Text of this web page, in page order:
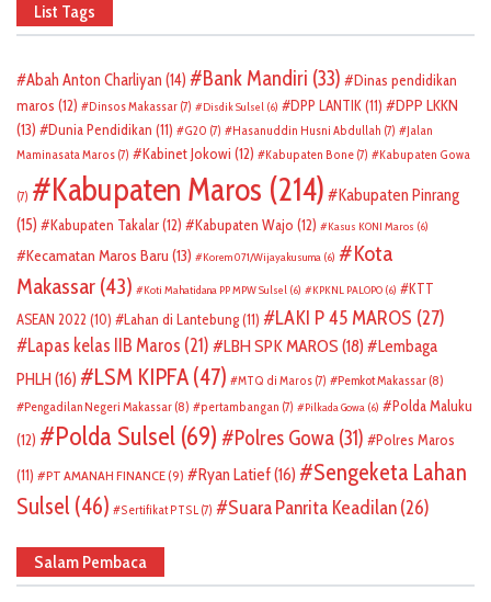
List Tags
Abah Anton Charliyan (14) Bank Mandiri (33)
Dinas pendidikan
maros (12) Dinsos Makassar (7) Disdik Sulsel (6) DPP LANTIK(11)
DPP LKKN
(13)
Dunia Pendidikan (11) G20 (7) Hasanuddin Husni Abdullah (7)
Jalan
Maminasata Maros (7) Kabinet Jokowi (12) Kabupaten Bone (7) Kabupaten Gowa
(7) Kabupaten Maros (214)
Kabupaten Pinrang
(15)
Kabupaten Takalar(12) Kabupaten Wajo (12) Kasus KONI Maros (6)
Kecamatan Maros Baru (13) Korem 071/Wijayakusuma (6)
Kota
Makassar (43) Koti Mahatidana PP MPW Sulsel (6) KPKNL PALOPO (6)
KTT
ASEAN 2022 (10) Lahan di Lantebung(11) LAKI P 45 MAROS (27)
Lapas kelas IIB Maros (21) LBH SPK MAROS (18)
Lembaga
PHLH (16) LSM KIPFA (47) MTQ di Maros (7) Pemkot Makassar (8)
Pengadilan Negeri Makassar (8) pertambangan (7) Pilkada Gowa (6)
Polda Maluku
(12)
Polda Sulsel (69) Polres Gowa (31)
Polres Maros
(11)
PT AMANAH FINANCE(9) Ryan Latief(16)
Sengeketa Lahan
Sulsel (46) Sertifikat PTSL (7) Suara Panrita Keadilan(26)
Salam Pembaca